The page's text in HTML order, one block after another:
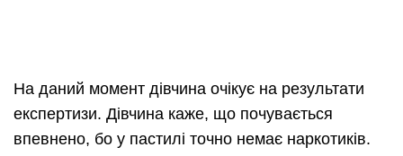
На даний момент дівчина очікує на результати
експертизи. Дівчина каже, що почувається
впевнено, бо у пастилі точно немає наркотиків.